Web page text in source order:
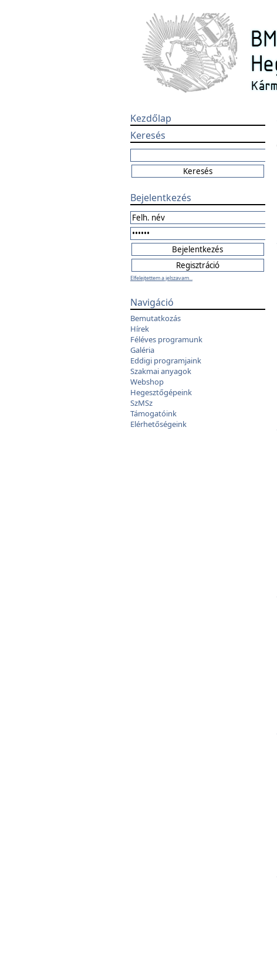
Kezdőlap
Keresés
Bejelentkezés
Elfelejtettem a jelszavam...
Navigáció
Bemutatkozás
Hírek
Féléves programunk
Galéria
Eddigi programjaink
Szakmai anyagok
Webshop
Hegesztőgépeink
SzMSz
Támogatóink
Elérhetőségeink